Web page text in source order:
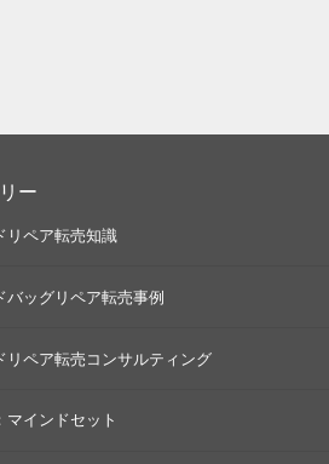
ー
リペア転売知識
バッグリペア転売事例
リペア転売コンサルティング
マインドセット